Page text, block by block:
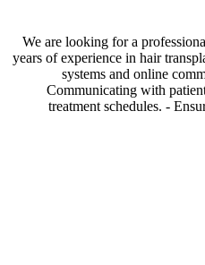
We are looking for a
years of experience in hair
systems and online
Communicating with
treatment schedules. -